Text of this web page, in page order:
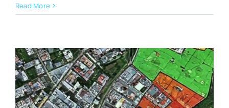
Read More